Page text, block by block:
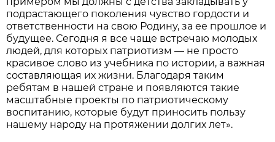
подрастающего поколения чувство гордости и
ответственности на свою Родину, за ее прошлое и
будущее. Сегодня я все чаще встречаю молодых
людей, для которых патриотизм — не просто
красивое слово из учебника по истории, а важная
составляющая их жизни. Благодаря таким
ребятам в нашей стране и появляются такие
масштабные проекты по патриотическому
воспитанию, которые будут приносить пользу
нашему народу на протяжении долгих лет».